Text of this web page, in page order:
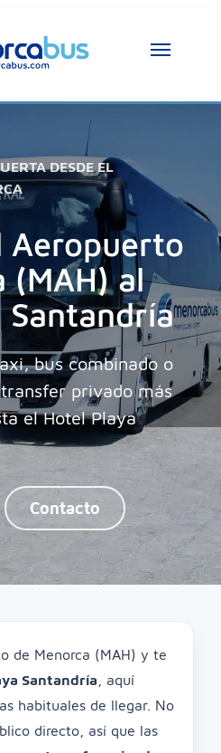
DESDE EL
Aeropuerto
(MAH) al
Santandría
bus combinado o
privado más
el Hotel Playa
Contacto
de Menorca (MAH) y te
Santandría , aquí
habituales de llegar. No
directo, así que las
¿En